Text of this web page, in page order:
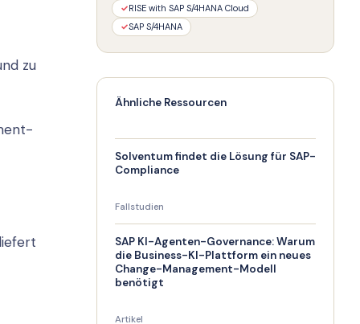
zu
✓RISE with SAP S/4HANA Cloud
✓SAP S/4HANA
Ähnliche Ressourcen
Solventum findet die Lösung für SAP-
Compliance
Fallstudien
SAP KI-Agenten-Governance: Warum
die Business-KI-Plattform ein neues
Change-Management-Modell
benötigt
Artikel